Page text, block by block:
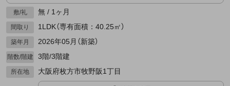
敷/礼 無 / 1ヶ月
間取り 1LDK（専有面積：40.25㎡）
築年月 2026年05月（新築）
階数/階建 3階/3階建
所在地 大阪府枚方市牧野阪1丁目